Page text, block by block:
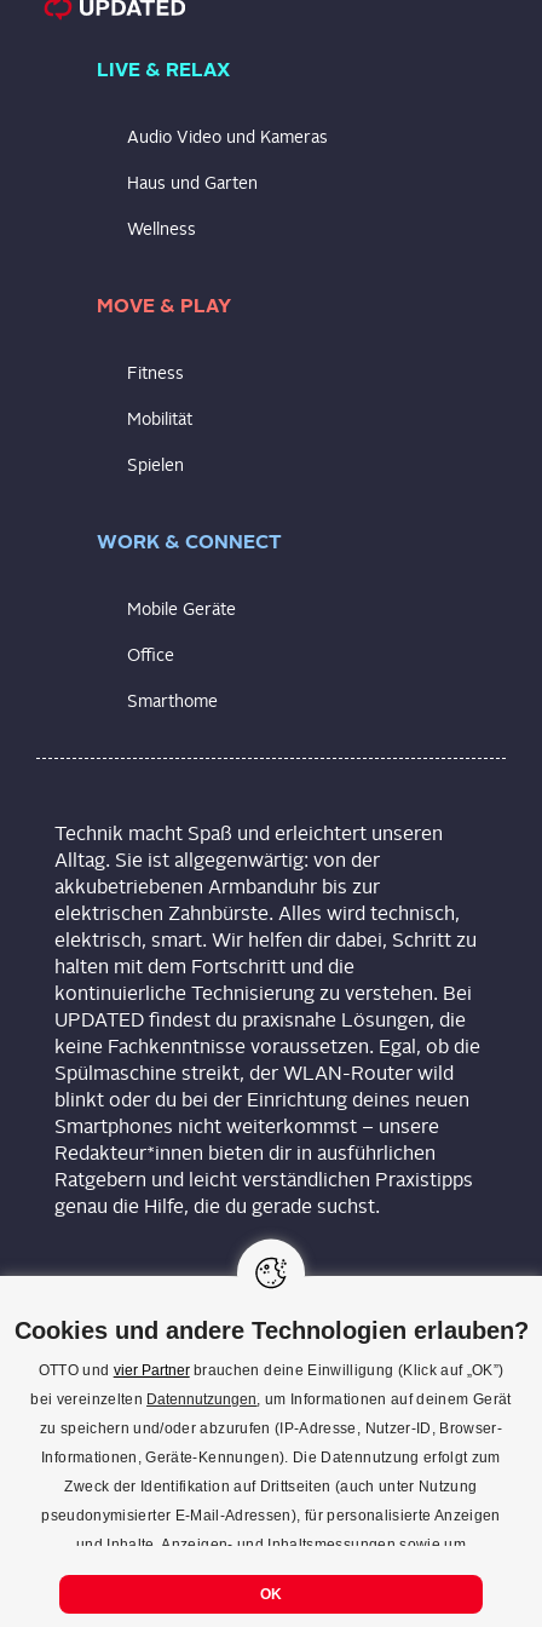
LIVE & RELAX
Audio Video und Kameras
Haus und Garten
Wellness
MOVE & PLAY
Fitness
Mobilität
Spielen
WORK & CONNECT
Mobile Geräte
Office
Smarthome
Technik macht Spaß und erleichtert unseren
Alltag. Sie ist allgegenwärtig: von der
akkubetriebenen Armbanduhr bis zur
elektrischen Zahnbürste. Alles wird technisch,
elektrisch, smart. Wir helfen dir dabei, Schritt zu
halten mit dem Fortschritt und die
kontinuierliche Technisierung zu verstehen. Bei
UPDATED findest du praxisnahe Lösungen, die
keine Fachkenntnisse voraussetzen. Egal, ob die
Spülmaschine streikt, der WLAN-Router wild
blinkt oder du bei der Einrichtung deines neuen
Smartphones nicht weiterkommst – unsere
Redakteur*innen bieten dir in ausführlichen
Ratgebern und leicht verständlichen Praxistipps
genau die Hilfe, die du gerade suchst.
KON­TAKT
REDAK­TI­ON
IMPRES­SUM
DATENSCHUTZ
COOKIE-EINSTELLUNGEN
Cookies und andere Technologien erlauben?
OTTO und vier Partnerbrauchen deine Einwilligung (Klick auf „OK”)
bei vereinzelten Datennutzungen, um Informationen auf deinem Gerät
zu speichern und/oder abzurufen (IP-Adresse, Nutzer-ID, Browser-
Informationen, Geräte-Kennungen). Die Datennutzung erfolgt zum
Zweck der Identifikation auf Drittseiten (auch unter Nutzung
pseudonymisierter E-Mail-Adressen), für personalisierte Anzeigen
und Inhalte, Anzeigen- und Inhaltsmessungen sowie um
Erkenntnisse über Zielgruppen und Produktentwicklungen zu
gewinnen. Mehr Infos zur Einwilligung (inkl. Widerrufsmöglichkeit)
OK